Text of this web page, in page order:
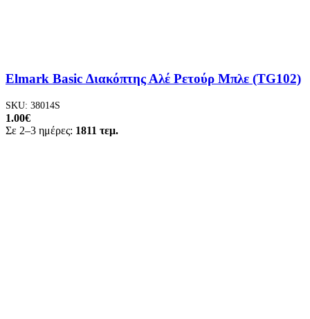
Elmark Basic Διακόπτης Αλέ Ρετούρ Μπλε (TG102)
SKU: 38014S
1.00€
Σε 2–3 ημέρες: 1811 τεμ.